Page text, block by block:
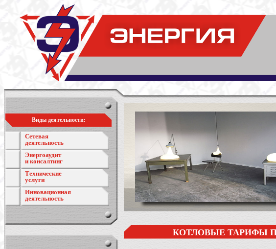
Виды деятельности:
Сетевая
деятельность
Энергоаудит
и консалтинг
Технические
услуги
Инновационная
деятельность
КОТЛОВЫЕ ТАРИФЫ